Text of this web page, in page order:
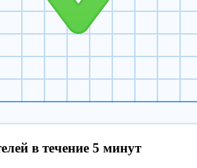
в течение 5 минут